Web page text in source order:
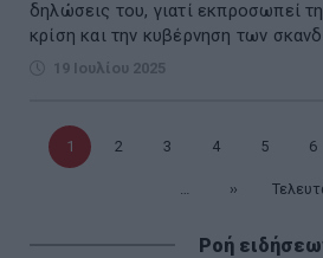
δηλώσεις του, γιατί εκπροσωπεί
κρίση και την κυβέρνηση των
19 Ιουλίου 2025
Τρέχουσα
1 Σελίδα
2 Σελίδα
3 Σελίδα
4 Σελίδα
5 6
Επόμενη
››
Ροή